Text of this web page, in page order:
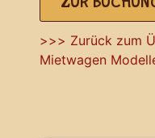
>>> Zurück zum
Mietwagen